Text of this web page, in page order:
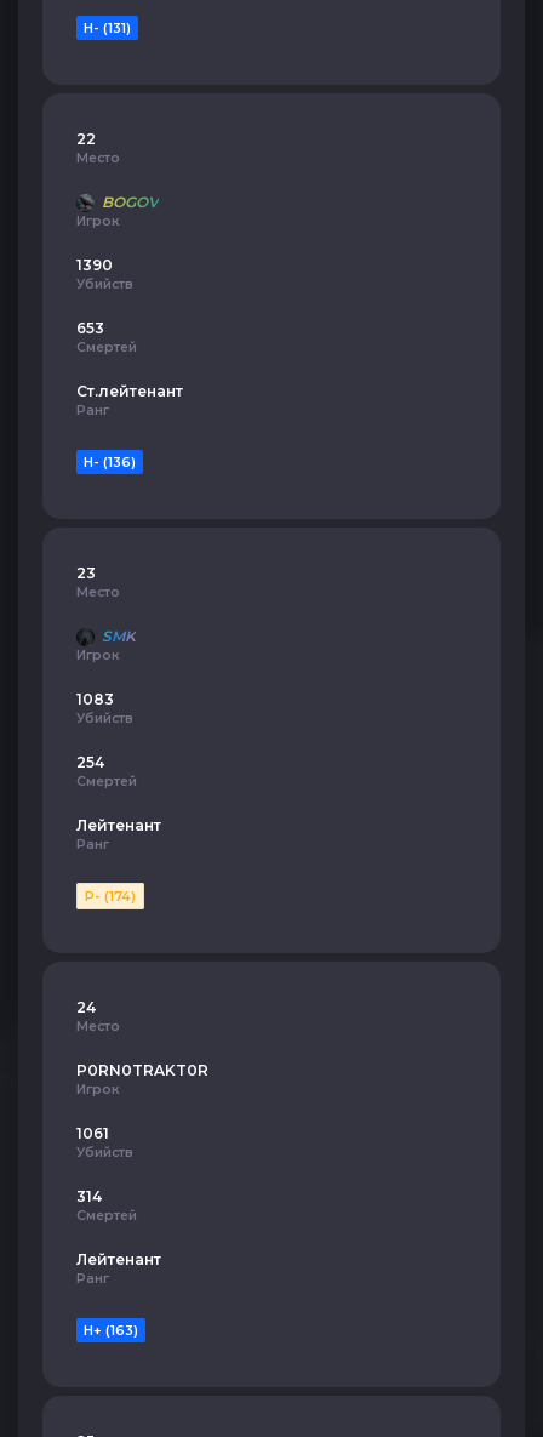
H- (131)
22
Место
BOGOV
Игрок
1390
Убийств
653
Смертей
Ст.лейтенант
Ранг
H- (136)
23
Место
SMK
Игрок
1083
Убийств
254
Смертей
Лейтенант
Ранг
P- (174)
24
Место
P0RN0TRAKT0R
Игрок
1061
Убийств
314
Смертей
Лейтенант
Ранг
H+ (163)